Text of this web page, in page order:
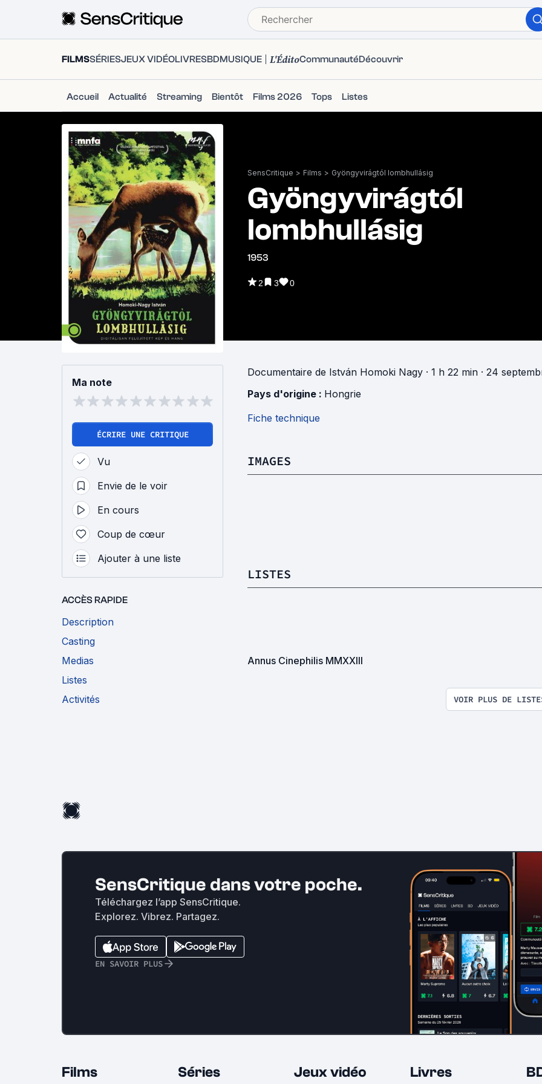
FILMSSÉRIESJEUX VIDÉOLIVRESBDMUSIQUE L'ÉditoCommunautéDécouvrir
Accueil Actualité Streaming Bientôt Films 2026 Tops Listes
SensCritique > Films > Gyöngyvirágtól lombhullásig
Gyöngyvirágtól
lombhullásig
1953
2 3 0
Ma note
ÉCRIRE UNE CRITIQUE
Vu
Envie de le voir
En cours
Coup de cœur
Ajouter à une liste
ACCÈS RAPIDE
Description
Casting
Medias
Listes
Activités
Documentaire de István Homoki Nagy · 1 h 22 min · 24
Pays d'origine : Hongrie
Fiche technique
IMAGES
LISTES
Annus Cinephilis MMXXIII
VOIR PLUS DE
SensCritique dans votre poche.
Téléchargez l’app SensCritique.
Explorez. Vibrez. Partagez.
EN SAVOIR PLUS
Films Séries Jeux vidéo Livres